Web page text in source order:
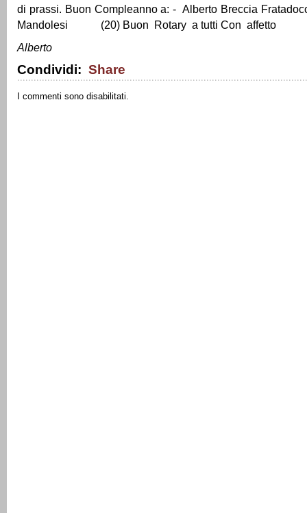
di prassi. Buon Compleanno a: - Alberto Breccia
Mandolesi (20) Buon Rotary a tutti Con affetto
Alberto
Condividi: Share
I commenti sono disabilitati.